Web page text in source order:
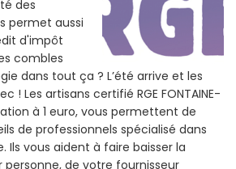
des
permet aussi
d'impôt
combles
dans tout ça ? L’été arrive et les
! Les artisans certifié RGE FONTAINE-
à 1 euro, vous permettent de
de professionnels spécialisé dans
Ils vous aident à faire baisser la
de votre fournisseur